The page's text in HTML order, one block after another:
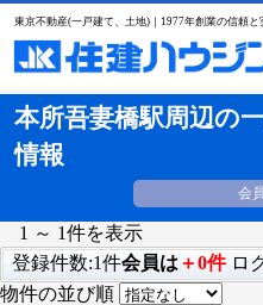
東京不動産(一戸建て、土地)｜1977年創業の信頼と
本所吾妻橋駅周辺の
情報
会
1 ～ 1件を表示
登録件数:1件会員は ＋0件 ロ
物件の並び順